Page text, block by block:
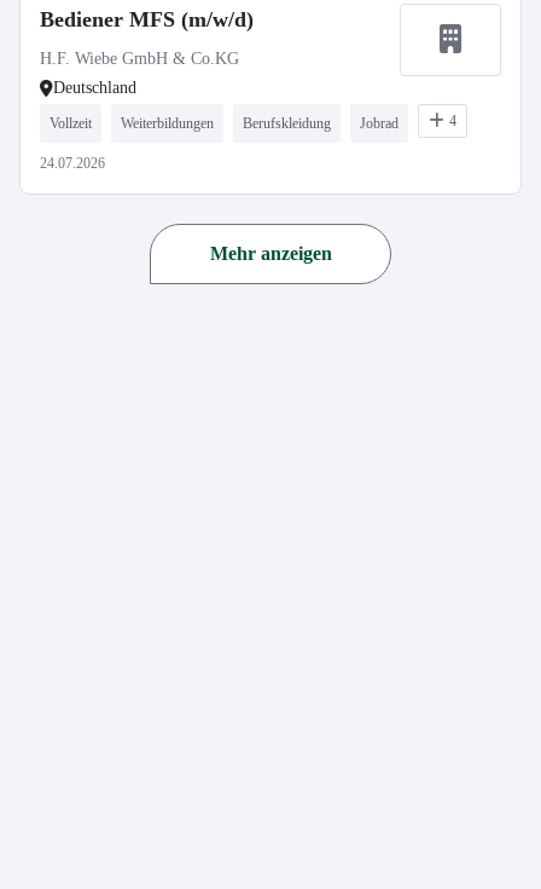
Bediener MFS (m/w/d)
H.F. Wiebe GmbH & Co.KG
Deutschland
Vollzeit Weiterbildungen Berufskleidung Jobrad 4
24.07.2026
Mehr anzeigen